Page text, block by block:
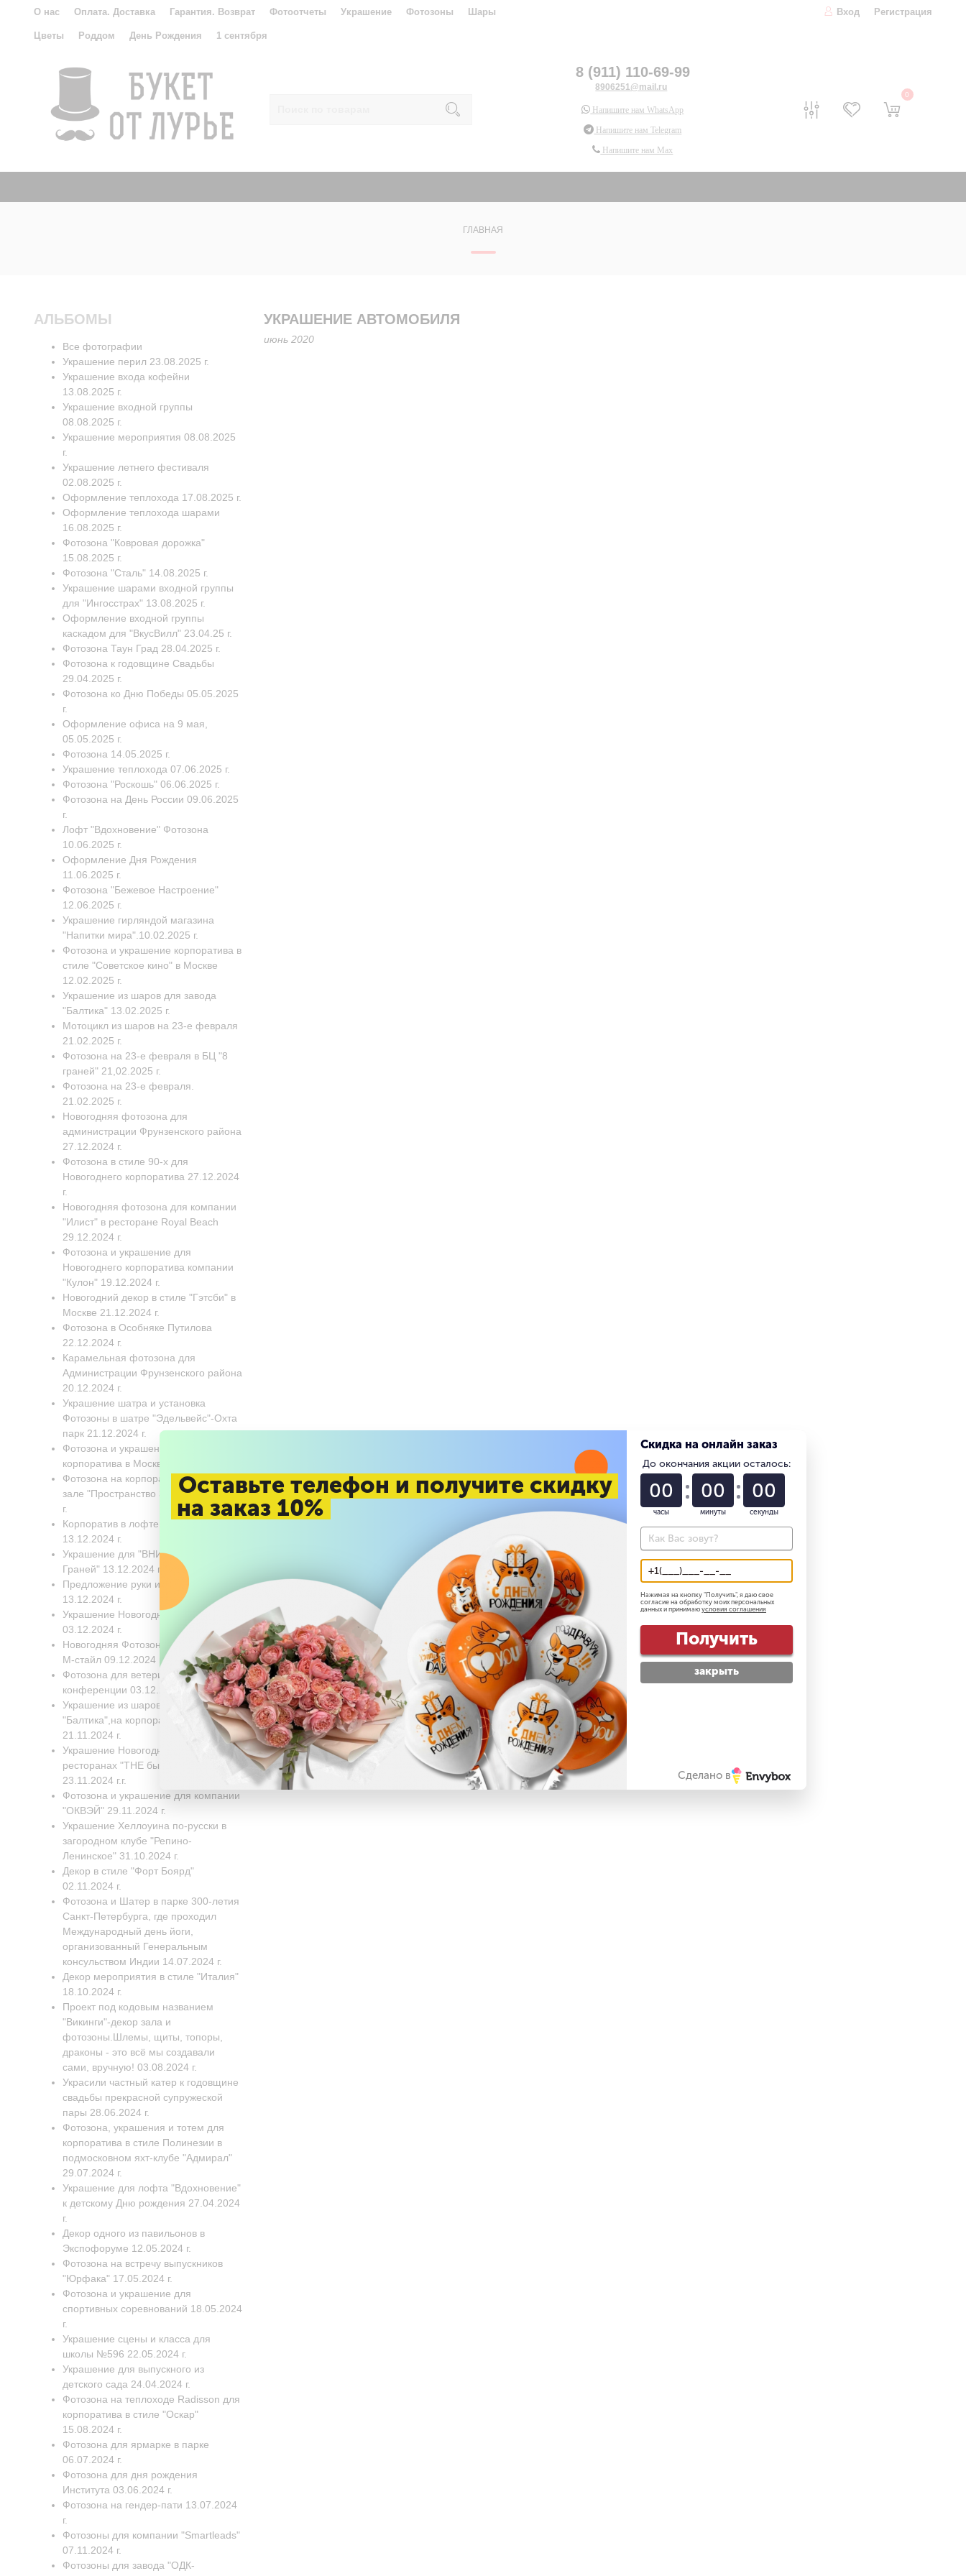
О нас Оплата. Доставка Гарантия. Возврат Фотоотчеты Украшение Фотозоны Шары
Цветы Роддом День Рождения 1 сентября
Вход Регистрация
8 (911) 110-69-99
8906251@mail.ru
Напишите нам WhatsApp
Напишите нам Telegram
Напишите нам Max
0
ГЛАВНАЯ
АЛЬБОМЫ
Все фотографии
Украшение перил 23.08.2025 г.
Украшение входа кофейни
13.08.2025 г.
Украшение входной группы
08.08.2025 г.
Украшение мероприятия 08.08.2025
г.
Украшение летнего фестиваля
02.08.2025 г.
Оформление теплохода 17.08.2025 г.
Оформление теплохода шарами
16.08.2025 г.
Фотозона "Ковровая дорожка"
15.08.2025 г.
Фотозона "Сталь" 14.08.2025 г.
Украшение шарами входной группы
для "Ингосстрах" 13.08.2025 г.
Оформление входной группы
каскадом для "ВкусВилл" 23.04.25 г.
Фотозона Таун Град 28.04.2025 г.
Фотозона к годовщине Свадьбы
29.04.2025 г.
Фотозона ко Дню Победы 05.05.2025
г.
Оформление офиса на 9 мая,
05.05.2025 г.
Фотозона 14.05.2025 г.
Украшение теплохода 07.06.2025 г.
Фотозона "Роскошь" 06.06.2025 г.
Фотозона на День России 09.06.2025
г.
Лофт "Вдохновение" Фотозона
10.06.2025 г.
Оформление Дня Рождения
11.06.2025 г.
Фотозона "Бежевое Настроение"
12.06.2025 г.
Украшение гирляндой магазина
"Напитки мира".10.02.2025 г.
Фотозона и украшение корпоратива в
стиле "Советское кино" в Москве
12.02.2025 г.
Украшение из шаров для завода
"Балтика" 13.02.2025 г.
Мотоцикл из шаров на 23-е февраля
21.02.2025 г.
Фотозона на 23-е февраля в БЦ "8
граней" 21,02.2025 г.
Фотозона на 23-е февраля.
21.02.2025 г.
Новогодняя фотозона для
администрации Фрунзенского района
27.12.2024 г.
Фотозона в стиле 90-х для
Новогоднего корпоратива 27.12.2024
г.
Новогодняя фотозона для компании
"Илист" в ресторане Royal Beach
29.12.2024 г.
Фотозона и украшение для
Новогоднего корпоратива компании
"Кулон" 19.12.2024 г.
Новогодний декор в стиле "Гэтсби" в
Москве 21.12.2024 г.
Фотозона в Особняке Путилова
22.12.2024 г.
Карамельная фотозона для
Администрации Фрунзенского района
20.12.2024 г.
Украшение шатра и установка
Фотозоны в шатре "Эдельвейс"-Охта
парк 21.12.2024 г.
Фотозона и украшение Новогоднего
корпоратива в Москве 17.12.2024 г.
Фотозона на корпоратив в банкетном
зале "Пространство 360". 17.12.2024
г.
Корпоратив в лофте "Вдохновение"
13.12.2024 г.
Украшение для "ВНИИГАЗ" Бц "8
Граней" 13.12.2024 г.
Предложение руки и сердца
13.12.2024 г.
Украшение Новогодней елки
03.12.2024 г.
Новогодняя Фотозона для компании
М-стайл 09.12.2024 г.
Фотозона для ветеринарной
конференции 03.12.2024 г.
Украшение из шаров для завода
"Балтика",на корпоративный день
21.11.2024 г.
Украшение Новогодних Елок в двух
ресторанах "THE бык" 22.11.2024-
23.11.2024 г.г.
Фотозона и украшение для компании
"ОКВЭЙ" 29.11.2024 г.
Украшение Хеллоуина по-русски в
загородном клубе "Репино-
Ленинское" 31.10.2024 г.
Декор в стиле "Форт Боярд"
02.11.2024 г.
Фотозона и Шатер в парке 300-летия
Санкт-Петербурга, где проходил
Международный день йоги,
организованный Генеральным
консульством Индии 14.07.2024 г.
Декор мероприятия в стиле "Италия"
18.10.2024 г.
Проект под кодовым названием
"Викинги"-декор зала и
фотозоны.Шлемы, щиты, топоры,
драконы - это всё мы создавали
сами, вручную! 03.08.2024 г.
Украсили частный катер к годовщине
свадьбы прекрасной супружеской
пары 28.06.2024 г.
Фотозона, украшения и тотем для
корпоратива в стиле Полинезии в
подмосковном яхт-клубе "Адмирал"
29.07.2024 г.
Украшение для лофта "Вдохновение"
к детскому Дню рождения 27.04.2024
г.
Декор одного из павильонов в
Экспофоруме 12.05.2024 г.
Фотозона на встречу выпускников
"Юрфака" 17.05.2024 г.
Фотозона и украшение для
спортивных соревнований 18.05.2024
г.
Украшение сцены и класса для
школы №596 22.05.2024 г.
Украшение для выпускного из
детского сада 24.04.2024 г.
Фотозона на теплоходе Radisson для
корпоратива в стиле "Оскар"
15.08.2024 г.
Фотозона для ярмарке в парке
06.07.2024 г.
Фотозона для дня рождения
Института 03.06.2024 г.
Фотозона на гендер-пати 13.07.2024
г.
Фотозоны для компании "Smartleads"
07.11.2024 г.
Фотозоны для завода "ОДК-
УКРАШЕНИЕ АВТОМОБИЛЯ
июнь 2020
Оставьте телефон и получите скидку
на заказ 10%
Скидка на онлайн заказ
До окончания акции осталось:
01
часы
22
минуты
58
секунды
Нажимая на кнопку "Получить", я даю свое
согласие на обработку моих персональных
данных и принимаю условия соглашения
Получить
закрыть
Сделано в